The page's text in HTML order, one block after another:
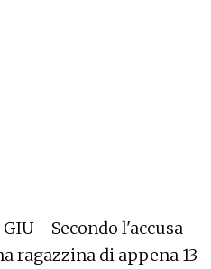
- Secondo l'accusa
ragazzina di appena 13